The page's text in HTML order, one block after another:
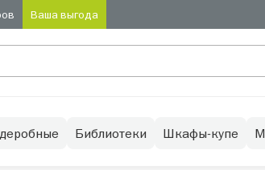
Ваша выгода
Библиотеки Шкафы-купе